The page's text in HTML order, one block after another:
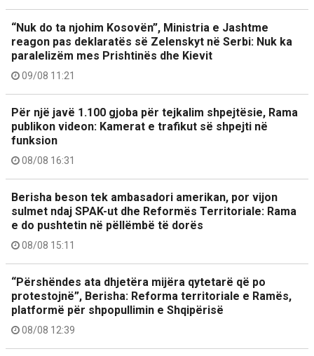
“Nuk do ta njohim Kosovën”, Ministria e Jashtme
reagon pas deklaratës së Zelenskyt në Serbi: Nuk ka
paralelizëm mes Prishtinës dhe Kievit
09/08 11:21
Për një javë 1.100 gjoba për tejkalim shpejtësie, Rama
publikon videon: Kamerat e trafikut së shpejti në
funksion
08/08 16:31
Berisha beson tek ambasadori amerikan, por vijon
sulmet ndaj SPAK-ut dhe Reformës Territoriale: Rama
e do pushtetin në pëllëmbë të dorës
08/08 15:11
“Përshëndes ata dhjetëra mijëra qytetarë që po
protestojnë”, Berisha: Reforma territoriale e Ramës,
platformë për shpopullimin e Shqipërisë
08/08 12:39